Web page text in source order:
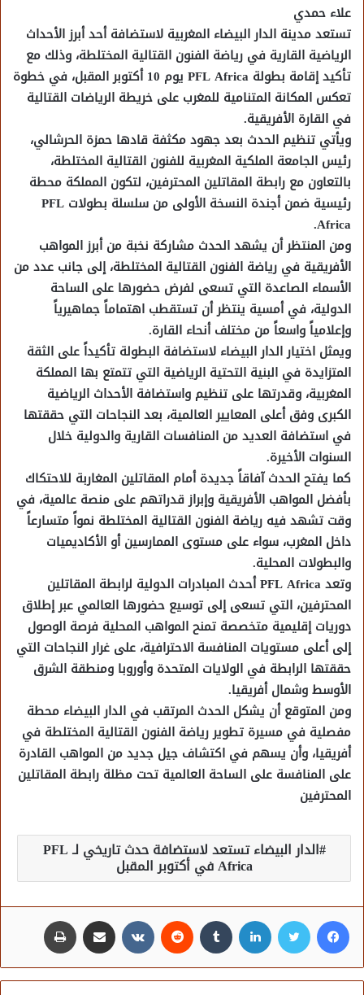
علاء حمدي
تستعد مدينة الدار البيضاء المغربية لاستضافة أحد أبرز الأحداث
الرياضية القارية في رياضة الفنون القتالية المختلطة، وذلك مع
تأكيد إقامة بطولة PFL Africa يوم 10 أكتوبر المقبل، في خطوة
تعكس المكانة المتنامية للمغرب على خريطة الرياضات القتالية
في القارة الأفريقية.
ويأتي تنظيم الحدث بعد جهود مكثفة قادها حمزة الحرشالي،
رئيس الجامعة الملكية المغربية للفنون القتالية المختلطة،
بالتعاون مع رابطة المقاتلين المحترفين، لتكون المملكة محطة
رئيسية ضمن أجندة النسخة الأولى من سلسلة بطولات PFL
Africa.
ومن المنتظر أن يشهد الحدث مشاركة نخبة من أبرز المواهب
الأفريقية في رياضة الفنون القتالية المختلطة، إلى جانب عدد من
الأسماء الصاعدة التي تسعى لفرض حضورها على الساحة
الدولية، في أمسية ينتظر أن تستقطب اهتماماً جماهيرياً
وإعلامياً واسعاً من مختلف أنحاء القارة.
ويمثل اختيار الدار البيضاء لاستضافة البطولة تأكيداً على الثقة
المتزايدة في البنية التحتية الرياضية التي تتمتع بها المملكة
المغربية، وقدرتها على تنظيم واستضافة الأحداث الرياضية
الكبرى وفق أعلى المعايير العالمية، بعد النجاحات التي حققتها
في استضافة العديد من المنافسات القارية والدولية خلال
السنوات الأخيرة.
كما يفتح الحدث آفاقاً جديدة أمام المقاتلين المغاربة للاحتكاك
بأفضل المواهب الأفريقية وإبراز قدراتهم على منصة عالمية، في
وقت تشهد فيه رياضة الفنون القتالية المختلطة نمواً متسارعاً
داخل المغرب، سواء على مستوى الممارسين أو الأكاديميات
والبطولات المحلية.
وتعد PFL Africa أحدث المبادرات الدولية لرابطة المقاتلين
المحترفين، التي تسعى إلى توسيع حضورها العالمي عبر إطلاق
دوريات إقليمية متخصصة تمنح المواهب المحلية فرصة الوصول
إلى أعلى مستويات المنافسة الاحترافية، على غرار النجاحات التي
حققتها الرابطة في الولايات المتحدة وأوروبا ومنطقة الشرق
الأوسط وشمال أفريقيا.
ومن المتوقع أن يشكل الحدث المرتقب في الدار البيضاء محطة
مفصلية في مسيرة تطوير رياضة الفنون القتالية المختلطة في
أفريقيا، وأن يسهم في اكتشاف جيل جديد من المواهب القادرة
على المنافسة على الساحة العالمية تحت مظلة رابطة المقاتلين
المحترفين
الدار البيضاء تستعد لاستضافة حدث تاريخي لـ PFL
Africa في أكتوبر المقبل
فيسبوك تويتر لينكدإن مشاركة عبر البريد